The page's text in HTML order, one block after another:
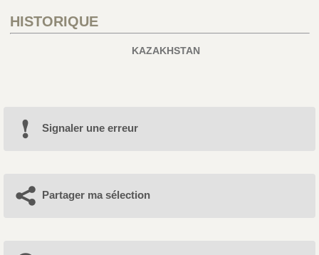
HISTORIQUE
KAZAKHSTAN
Signaler une erreur
Partager ma sélection